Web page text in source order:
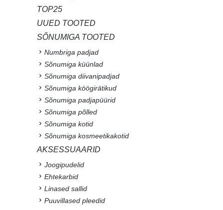
TOP25
UUED TOOTED
SÕNUMIGA TOOTED
Numbriga padjad
Sõnumiga küünlad
Sõnumiga diivanipadjad
Sõnumiga köögirätikud
Sõnumiga padjapüürid
Sõnumiga põlled
Sõnumiga kotid
Sõnumiga kosmeetikakotid
AKSESSUAARID
Joogipudelid
Ehtekarbid
Linased sallid
Puuvillased pleedid